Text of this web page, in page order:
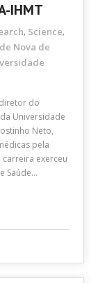
IHMT
, Science,
Nova de
do
Universidade
Neto,
pela
exerceu
Saúde…